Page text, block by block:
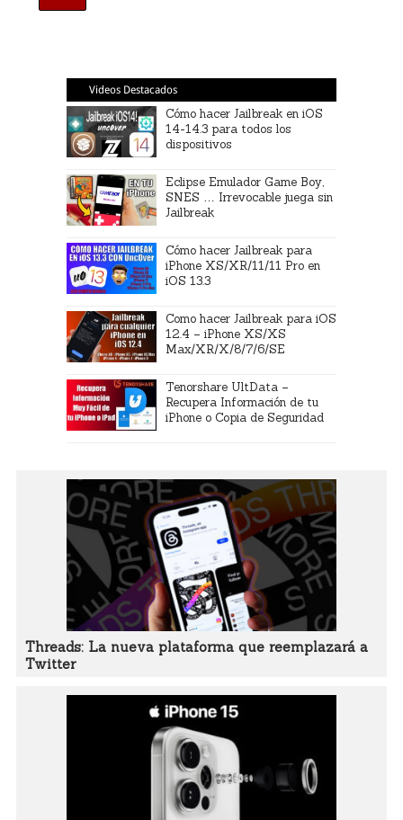
Videos Destacados
Cómo hacer Jailbreak en iOS
14-14.3 para todos los
dispositivos
Eclipse Emulador Game Boy,
SNES … Irrevocable juega sin
Jailbreak
Cómo hacer Jailbreak para
iPhone XS/XR/11/11 Pro en
iOS 13.3
Como hacer Jailbreak para iOS
12.4 – iPhone XS/XS
Max/XR/X/8/7/6/SE
Tenorshare UltData –
Recupera Información de tu
iPhone o Copia de Seguridad
Threads: La nueva plataforma que reemplazará a
Twitter